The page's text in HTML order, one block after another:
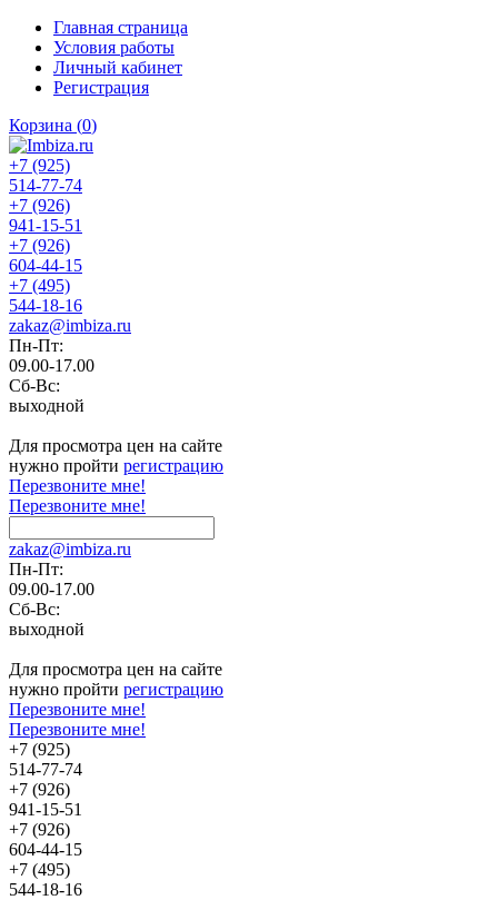
Главная страница
Условия работы
Личный кабинет
Регистрация
Корзина (0)
+7 (925)
514-77-74
+7 (926)
941-15-51
+7 (926)
604-44-15
+7 (495)
544-18-16
zakaz@imbiza.ru
Пн-Пт:
09.00-17.00
Сб-Вс:
выходной
Для просмотра цен на сайте
нужно пройти регистрацию
Перезвоните мне!
Перезвоните мне!
zakaz@imbiza.ru
Пн-Пт:
09.00-17.00
Сб-Вс:
выходной
Для просмотра цен на сайте
нужно пройти регистрацию
Перезвоните мне!
Перезвоните мне!
+7 (925)
514-77-74
+7 (926)
941-15-51
+7 (926)
604-44-15
+7 (495)
544-18-16